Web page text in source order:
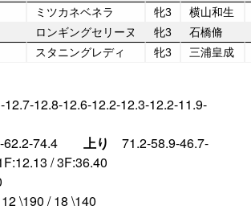
ミツカネベネラ 牝3
横山和生
ロンギングセリーヌ 牝3
石橋脩
スタニングレディ 牝3 三浦皇成
12.8-12.6-12.2-12.3-12.2-11.9-
74.4 上り 71.2-58.9-46.7-
/ 3F:36.40
\190 / 18 \140